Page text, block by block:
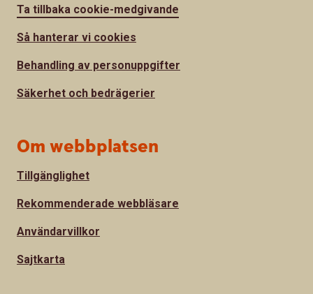
Ta tillbaka cookie-medgivande
Så hanterar vi cookies
Behandling av personuppgifter
Säkerhet och bedrägerier
Om webbplatsen
Tillgänglighet
Rekommenderade webbläsare
Användarvillkor
Sajtkarta